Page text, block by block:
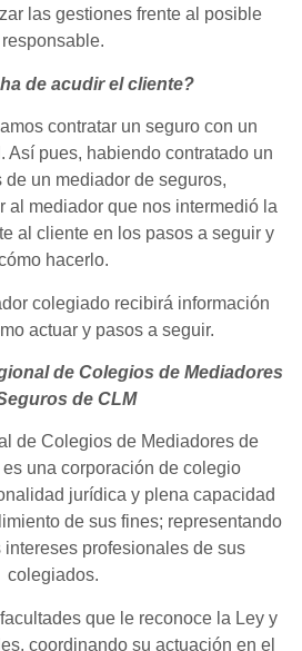
las gestiones frente al posible
responsable.
de acudir el cliente?
contratar un seguro con un
Así pues, habiendo contratado un
de un mediador de seguros,
al mediador que nos intermedió la
al cliente en los pasos a seguir y
hacerlo.
colegiado recibirá información
actuar y pasos a seguir.
de Colegios de Mediadores
de CLM
de Colegios de Mediadores de
una corporación de colegio
jurídica y plena capacidad
de sus fines; representando
profesionales de sus
colegiados.
que le reconoce la Ley y
coordinando su actuación en el